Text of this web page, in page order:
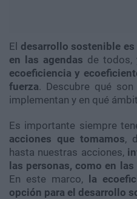
El desarrollo sostenible
en las agendas de todos,
ecoeficiencia y
fuerza. Descubre qué
implementan y en qué
Es importante siempre
acciones que tomamos,
hasta nuestras acciones,
las personas, como en
En este marco, la
opción para el desarrollo